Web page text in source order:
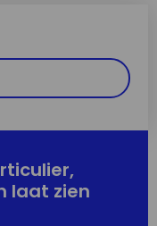
laat zien